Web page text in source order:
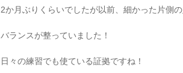
2か月ぶりくらいでしたが以前、細かった片側の
バランスが整っていました！
日々の練習でも使ている証拠ですね！